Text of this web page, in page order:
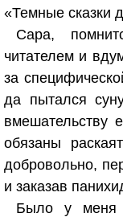
«Темные сказки
Сара,
читателем и
за
да пытался
вмешательству
обязаны
добровольно,
и заказав
Было у меня